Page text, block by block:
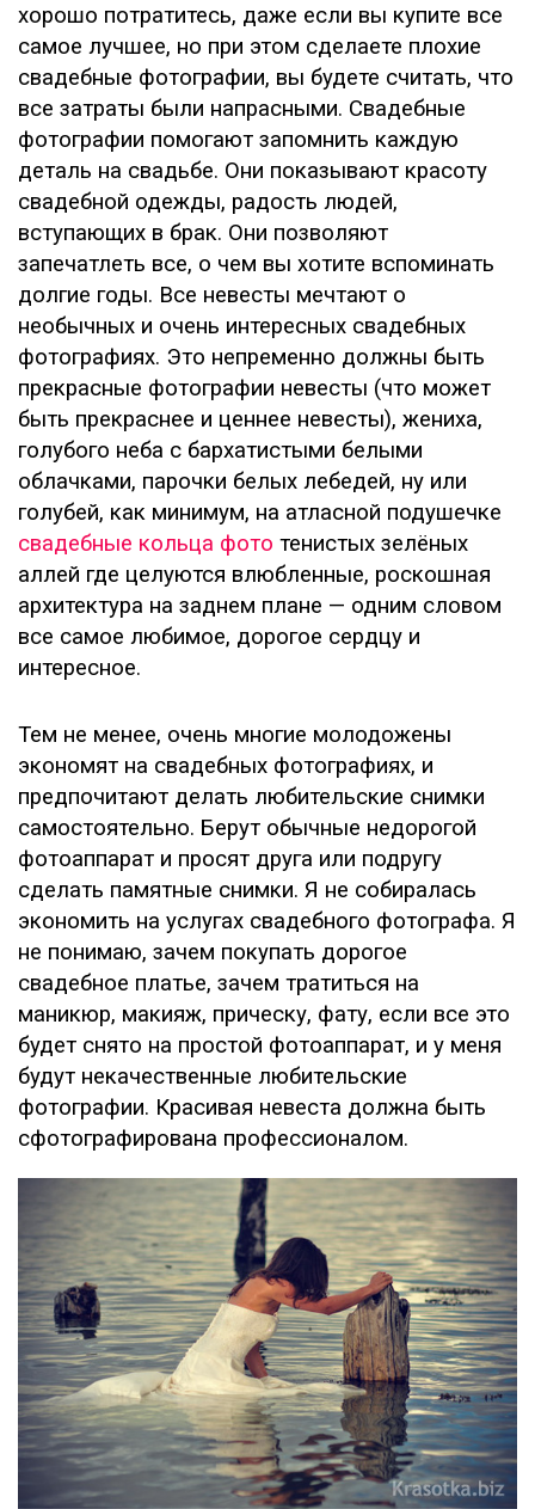
хорошо потратитесь, даже если вы купите все
самое лучшее, но при этом сделаете плохие
свадебные фотографии, вы будете считать, что
все затраты были напрасными. Свадебные
фотографии помогают запомнить каждую
деталь на свадьбе. Они показывают красоту
свадебной одежды, радость людей,
вступающих в брак. Они позволяют
запечатлеть все, о чем вы хотите вспоминать
долгие годы. Все невесты мечтают о
необычных и очень интересных свадебных
фотографиях. Это непременно должны быть
прекрасные фотографии невесты (что может
быть прекраснее и ценнее невесты), жениха,
голубого неба с бархатистыми белыми
облачками, парочки белых лебедей, ну или
голубей, как минимум, на атласной подушечке
свадебные кольца фото тенистых зелёных
аллей где целуются влюбленные, роскошная
архитектура на заднем плане — одним словом
все самое любимое, дорогое сердцу и
интересное.
Тем не менее, очень многие молодожены
экономят на свадебных фотографиях, и
предпочитают делать любительские снимки
самостоятельно. Берут обычные недорогой
фотоаппарат и просят друга или подругу
сделать памятные снимки. Я не собиралась
экономить на услугах свадебного фотографа. Я
не понимаю, зачем покупать дорогое
свадебное платье, зачем тратиться на
маникюр, макияж, прическу, фату, если все это
будет снято на простой фотоаппарат, и у меня
будут некачественные любительские
фотографии. Красивая невеста должна быть
сфотографирована профессионалом.